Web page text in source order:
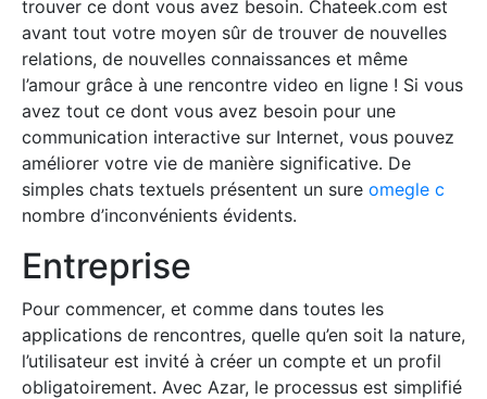
trouver ce dont vous avez besoin. Chateek.com est
avant tout votre moyen sûr de trouver de nouvelles
relations, de nouvelles connaissances et même
l’amour grâce à une rencontre video en ligne ! Si vous
avez tout ce dont vous avez besoin pour une
communication interactive sur Internet, vous pouvez
améliorer votre vie de manière significative. De
simples chats textuels présentent un sure omegle c
nombre d’inconvénients évidents.
Entreprise
Pour commencer, et comme dans toutes les
applications de rencontres, quelle qu’en soit la nature,
l’utilisateur est invité à créer un compte et un profil
obligatoirement. Avec Azar, le processus est simplifié